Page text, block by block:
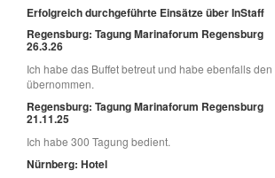
Erfolgreich durchgeführte Einsätze über InStaff
Regensburg: Tagung Marinaforum Regensburg
26.3.26
Ich habe das Buffet betreut und habe ebenfalls
übernommen.
Regensburg: Tagung Marinaforum Regensburg
21.11.25
Ich habe 300 Tagung bedient.
Nürnberg: Hotel